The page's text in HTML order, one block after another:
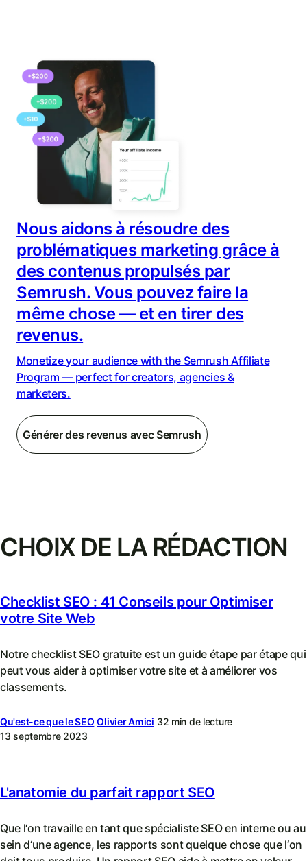
Nous aidons à résoudre des
problématiques marketing grâce à
des contenus propulsés par
Semrush. Vous pouvez faire la
même chose — et en tirer des
revenus.
Monetize your audience with the Semrush Affiliate
Program — perfect for creators, agencies &
marketers.
Générer des revenus avec Semrush
CHOIX DE LA RÉDACTION
Checklist SEO : 41 Conseils pour Optimiser
votre Site Web
Notre checklist SEO gratuite est un guide étape par étape qui
peut vous aider à optimiser votre site et à améliorer vos
classements.
Qu'est-ce que le SEO Olivier Amici 32 min de lecture
13 septembre 2023
L'anatomie du parfait rapport SEO
Que l‘on travaille en tant que spécialiste SEO en interne ou au
sein d‘une agence, les rapports sont quelque chose que l‘on